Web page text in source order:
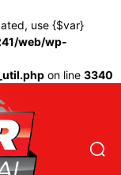
use {$var}
web/wp-
on line 3340